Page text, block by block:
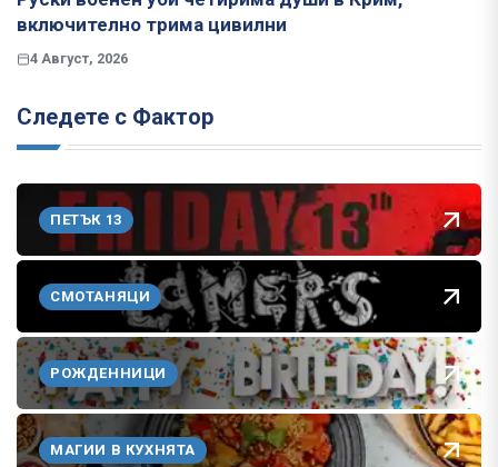
включително трима цивилни
4 Август, 2026
Следете с Фактор
ПЕТЪК 13
СМОТАНЯЦИ
РОЖДЕННИЦИ
МАГИИ В КУХНЯТА